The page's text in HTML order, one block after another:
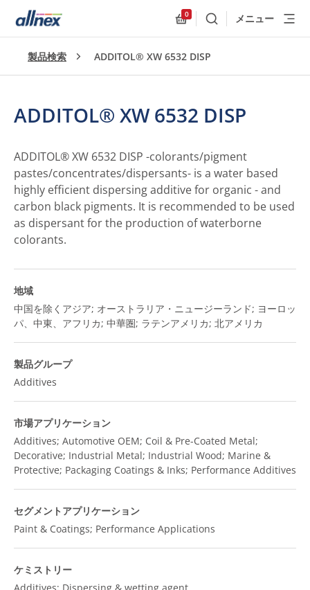
0
検索 メニュー
製品検索 ADDITOL® XW 6532 DISP
ADDITOL® XW 6532 DISP
ADDITOL® XW 6532 DISP -colorants/pigment
pastes/concentrates/dispersants- is a water based
highly efficient dispersing additive for organic - and
carbon black pigments. It is recommended to be used
as dispersant for the production of waterborne
colorants.
地域
中国を除くアジア; オーストラリア・ニュージーランド; ヨーロッ
パ、中東、アフリカ; 中華圏; ラテンアメリカ; 北アメリカ
製品グループ
Additives
市場アプリケーション
Additives; Automotive OEM; Coil & Pre-Coated Metal;
Decorative; Industrial Metal; Industrial Wood; Marine &
Protective; Packaging Coatings & Inks; Performance Additives
セグメントアプリケーション
Paint & Coatings; Performance Applications
ケミストリー